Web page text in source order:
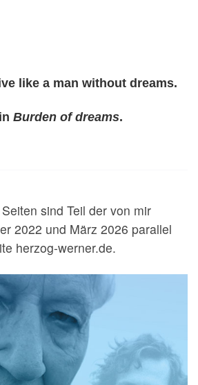
like a man without dreams.
inBurden of dreams.
sind Teil der von mir
2022 und März 2026 parallel
herzog-werner.de.